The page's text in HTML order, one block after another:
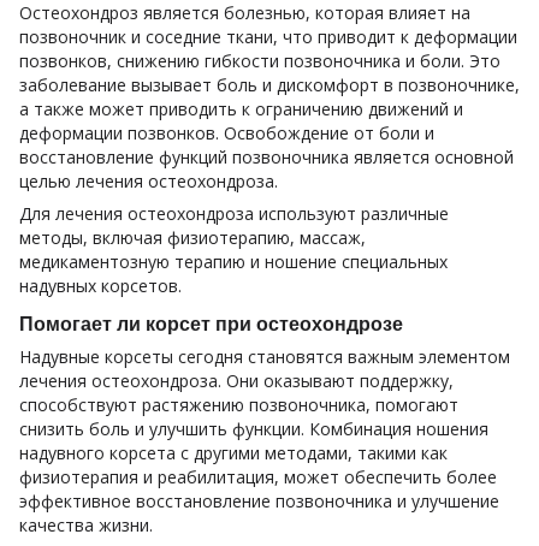
Остеохондроз является болезнью, которая влияет на
позвоночник и соседние ткани, что приводит к деформации
позвонков, снижению гибкости позвоночника и боли. Это
заболевание вызывает боль и дискомфорт в позвоночнике,
а также может приводить к ограничению движений и
деформации позвонков. Освобождение от боли и
восстановление функций позвоночника является основной
целью лечения остеохондроза.
Для лечения остеохондроза используют различные
методы, включая физиотерапию, массаж,
медикаментозную терапию и ношение специальных
надувных корсетов.
Помогает ли корсет при остеохондрозе
Надувные корсеты сегодня становятся важным элементом
лечения остеохондроза. Они оказывают поддержку,
способствуют растяжению позвоночника, помогают
снизить боль и улучшить функции. Комбинация ношения
надувного корсета с другими методами, такими как
физиотерапия и реабилитация, может обеспечить более
эффективное восстановление позвоночника и улучшение
качества жизни.